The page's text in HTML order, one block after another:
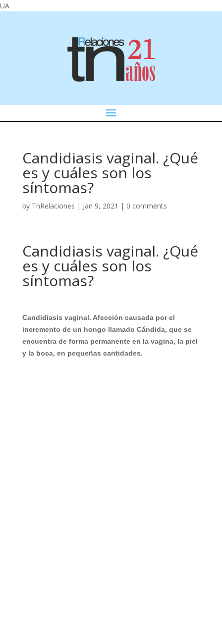
UA
Candidiasis vaginal. ¿Qué
es y cuáles son los
síntomas?
by TnRelaciones | Jan 9, 2021 | 0 comments
Candidiasis vaginal. ¿Qué
es y cuáles son los
síntomas?
Candidiasis vaginal. Afección causada por el
incremento de un hongo llamado Cándida, que se
encuentra de forma permanente en la vagina, la piel
y la boca, en pequeñas cantidades.